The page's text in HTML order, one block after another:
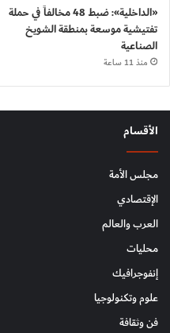
«الداخلية»: ضبط 48 مخالفاً في حملة
تفتيشية موسعة بمنطقة الشويخ
الصناعية
منذ 11 ساعة
الأقسام
مجلس الأمة
الإقتصادي
العرب والعالم
محليات
إنفوجرافيك
علوم وتكنولوجيا
فن وثقافة